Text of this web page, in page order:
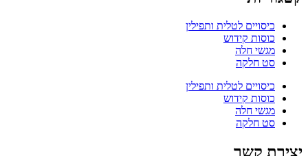
כיסויים לטלית ותפילין
כוסות קידוש
מגשי חלה
סט חלקה
כיסויים לטלית ותפילין
כוסות קידוש
מגשי חלה
סט חלקה
יצירת קשר